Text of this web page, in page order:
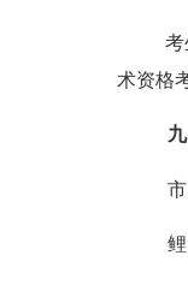
术资格